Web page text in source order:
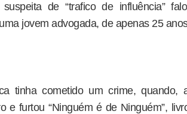
de “trafico de influência”
jovem advogada, de apenas 25
tinha cometido um crime, quando,
e furtou “Ninguém é de Ninguém”,